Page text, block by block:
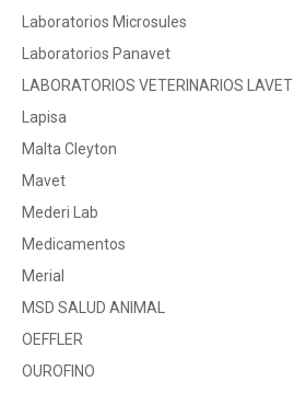
Laboratorios Microsules
Laboratorios Panavet
LABORATORIOS VETERINARIOS LAVET
Lapisa
Malta Cleyton
Mavet
Mederi Lab
Medicamentos
Merial
MSD SALUD ANIMAL
OEFFLER
OUROFINO